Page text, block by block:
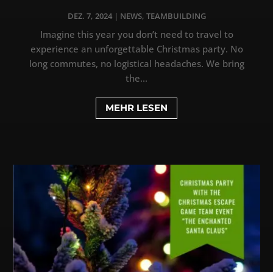
DEZ. 7, 2024| NEWS, TEAMBUILDING
Imagine this year you don’t need to travel to
experience an unforgettable Christmas party. No
long commutes, no logistical headaches. We bring
the...
MEHR LESEN